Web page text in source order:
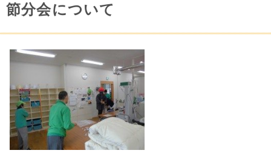
節分会について